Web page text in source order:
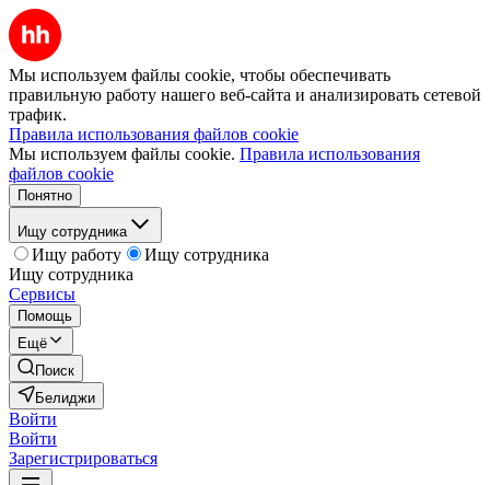
Мы используем файлы cookie, чтобы обеспечивать
правильную работу нашего веб-сайта и анализировать сетевой
трафик.
Правила использования файлов cookie
Мы используем файлы cookie. Правила использования
файлов cookie
Понятно
Ищу сотрудника
Ищу работу
Ищу сотрудника
Ищу сотрудника
Сервисы
Помощь
Ещё
Поиск
Белиджи
Войти
Войти
Зарегистрироваться